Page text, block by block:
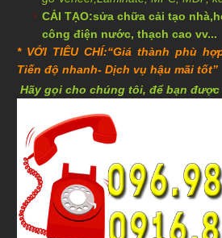
CẢI TẠO:sửa chữa cải tạo
công điện nước, thạch cao vv...
* VỚI TIÊU CHÍ:“Giá thành phù
Tiến độ nhanh- Dịch vụ hậu mãi tốt”
Hãy gọi cho chúng tôi, để bạn